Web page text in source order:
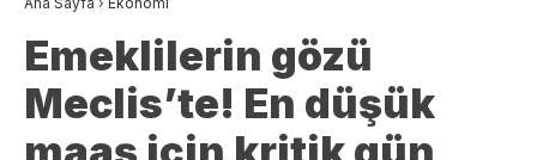
Emeklilerin gözü
Meclis’te! En düşük